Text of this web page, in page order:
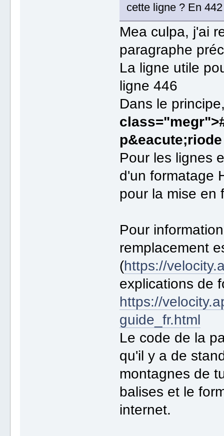
cette ligne ? En
Mea culpa, j'ai
paragraphe
La ligne utile
ligne 446
Dans le
Pour les lignes
d'un formatage
pour la mise en
Pour
remplacement
(https://
explications de
https://
guide_fr.html
Le code de la
qu'il y a de
montagnes de
balises et le
internet.